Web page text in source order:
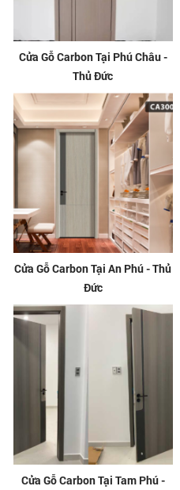
Cửa Gỗ Carbon Tại Phú Châu -
Thủ Đức
Cửa Gỗ Carbon Tại An Phú - Thủ
Đức
Cửa Gỗ Carbon Tại Tam Phú -